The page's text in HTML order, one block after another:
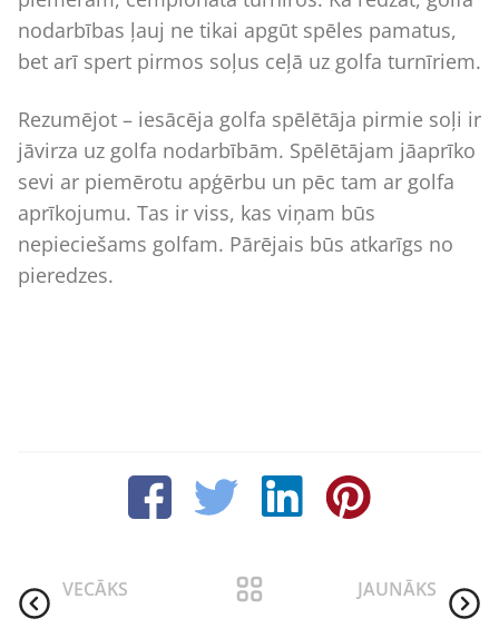
nodarbības ļauj ne tikai apgūt spēles pamatus,
bet arī spert pirmos soļus ceļā uz golfa turnīriem.
Rezumējot – iesācēja golfa spēlētāja pirmie soļi ir
jāvirza uz golfa nodarbībām. Spēlētājam jāaprīko
sevi ar piemērotu apģērbu un pēc tam ar golfa
aprīkojumu. Tas ir viss, kas viņam būs
nepieciešams golfam. Pārējais būs atkarīgs no
pieredzes.
VECĀKS JAUNĀKS